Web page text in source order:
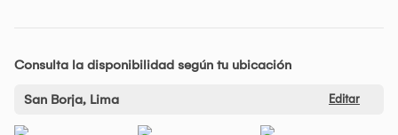
Consulta la disponibilidad según tu ubicación
San Borja, Lima Editar